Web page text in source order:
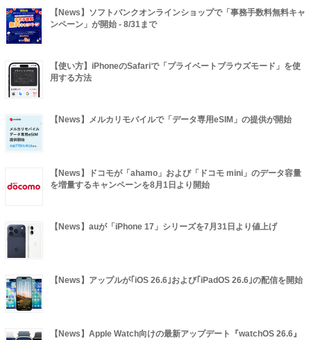
【News】ソフトバンクオンラインショップで「事務手数料無料キャ
ンペーン」が開始 - 8/31まで
【使い方】iPhoneのSafariで「プライベートブラウズモード」を使
用する方法
【News】メルカリモバイルで「データ専用eSIM」の提供が開始
【News】ドコモが「ahamo」および「ドコモ mini」のデータ容量
を増量するキャンペーンを8月1日より開始
【News】auが「iPhone 17」シリーズを7月31日より値上げ
【News】アップルが｢iOS 26.6｣および｢iPadOS 26.6｣の配信を開始
【News】Apple Watch向けの最新アップデート『watchOS 26.6』